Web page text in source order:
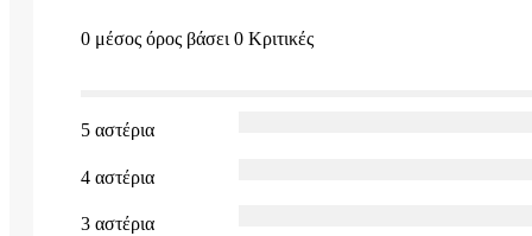
0 μέσος όρος βάσει 0 Κριτικές
5 αστέρια
4 αστέρια
3 αστέρια